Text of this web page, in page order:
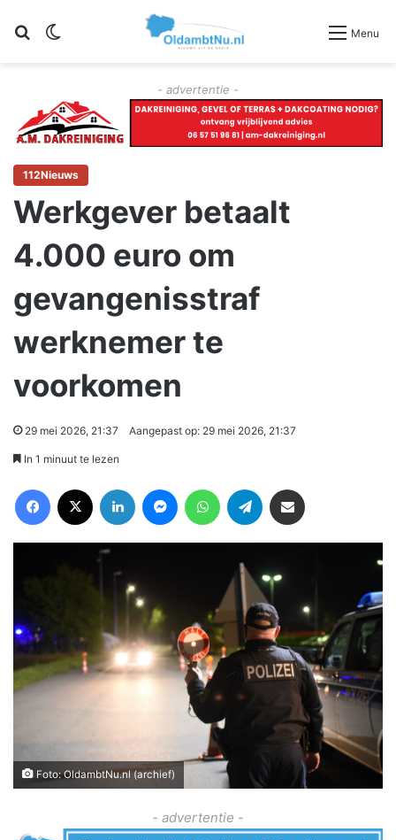
Zoeken Menu
- advertentie -
112Nieuws
Werkgever betaalt
4.000 euro om
gevangenisstraf
werknemer te
voorkomen
29 mei 2026, 21:37 Aangepast op: 29 mei 2026, 21:37
In 1 minuut te lezen
Foto: OldambtNu.nl (archief)
- advertentie -